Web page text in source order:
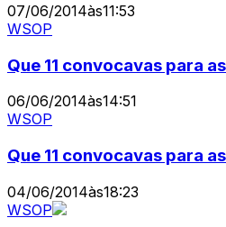
07/06/2014às11:53
WSOP
Que 11 convocavas para
06/06/2014às14:51
WSOP
Que 11 convocavas para
04/06/2014às18:23
WSOP